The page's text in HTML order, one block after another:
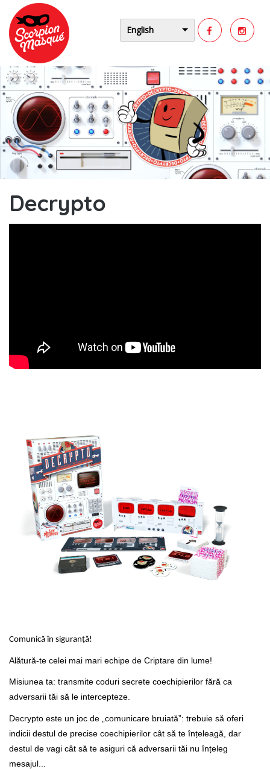
Mergi la conţinutul principal
English
Decrypto
Comunică în siguranță!
Alătură-te celei mai mari echipe de Criptare din lume!
Misiunea ta: transmite coduri secrete coechipierilor fără ca
adversarii tăi să le intercepteze.
Decrypto este un joc de „comunicare bruiată”: trebuie să oferi
indicii destul de precise coechipierilor cât să te înțeleagă, dar
destul de vagi cât să te asiguri că adversarii tăi nu înțeleg
mesajul...